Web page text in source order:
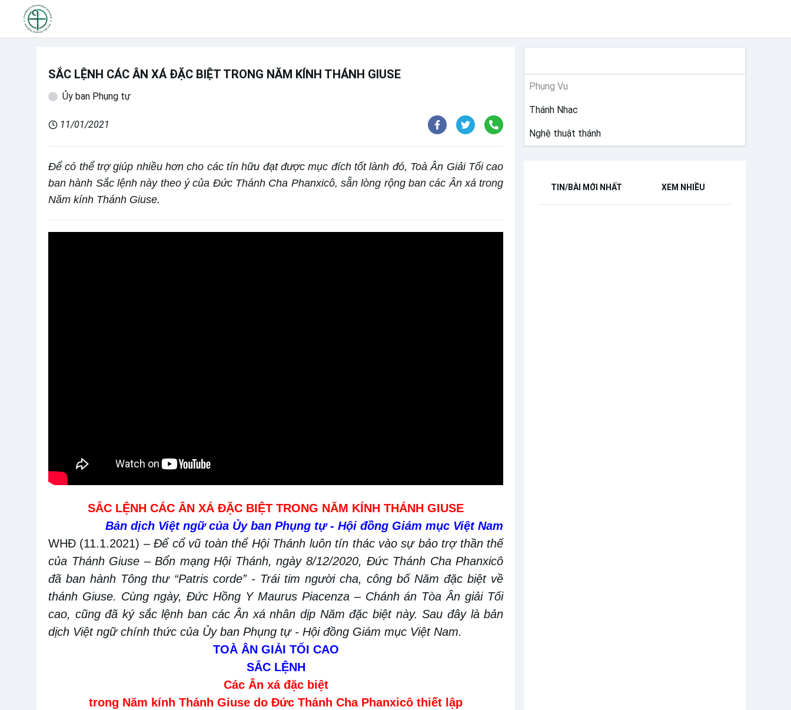
SẮC LỆNH CÁC ÂN XÁ ĐẶC BIỆT TRONG NĂM KÍNH THÁNH GIUSE
Ủy ban Phụng tự
11/01/2021
Để có thể trợ giúp nhiều hơn cho các tín hữu đạt được mục đích tốt lành đó, Toà Ân Giải Tối cao
ban hành Sắc lệnh này theo ý của Đức Thánh Cha Phanxicô, sẵn lòng rộng ban các Ân xá trong
Năm kính Thánh Giuse.
SẮC LỆNH CÁC ÂN XÁ ĐẶC BIỆT TRONG NĂM KÍNH THÁNH GIUSE
Bản dịch Việt ngữ của Ủy ban Phụng tự - Hội đồng Giám mục Việt Nam
WHĐ (11.1.2021) –Để cổ vũ toàn thể Hội Thánh luôn tín thác vào sự bảo trợ thần thế
của Thánh Giuse – Bổn mạng Hội Thánh, ngày 8/12/2020, Đức Thánh Cha Phanxicô
đã ban hành Tông thư “Patris corde”- Trái tim người cha, công bố Năm đặc biệt về
thánh Giuse. Cùng ngày, Đức Hồng Y MaurusPiacenza – Chánh án Tòa Ân giải Tối
cao, cũng đã ký sắc lệnh ban các Ân xá nhân dịp Năm đặc biệt này. Sau đây là bản
dịch Việt ngữ chính thức của Ủy ban Phụng tự - Hội đồng Giám mục Việt Nam.
TOÀ ÂN GIẢI TỐI CAO
SẮC LỆNH
Các Ân xá đặc biệt
trong Năm kính Thánh Giuse do Đức Thánh Cha Phanxicô thiết lập
Phụng Vụ
Thánh Nhạc
Nghệ thuật thánh
TIN/BÀI MỚI NHẤT XEM NHIỀU